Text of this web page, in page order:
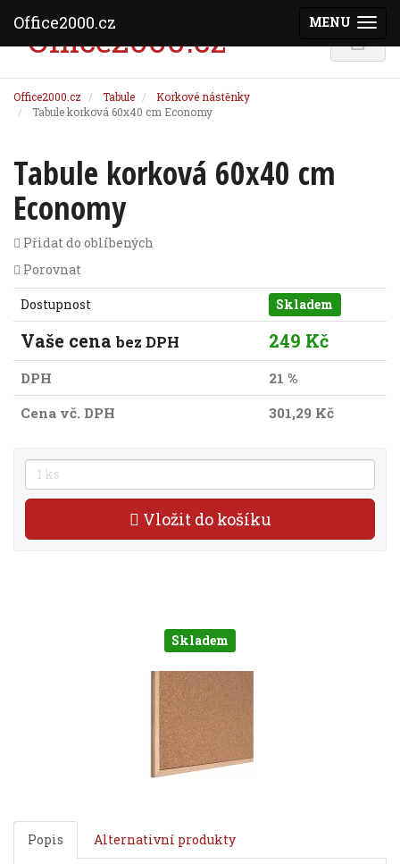
Office2000.cz Tabule
Korkové nástěnky
Tabule korková 60x40 cm Economy
Tabule korková 60x40 cm
Economy
Přidat do oblíbených
Porovnat
Dostupnost Skladem
Vaše cena bez DPH 249 Kč
DPH
21 %
Cena vč. DPH
301,29 Kč
Vložit do košíku
Skladem
Popis Alternativní produkty
MENU
Office2000.cz